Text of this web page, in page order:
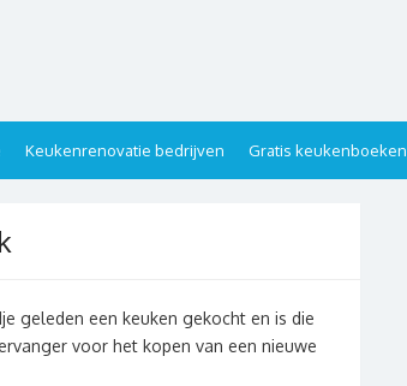
Keukenrenovatie bedrijven Gratis keukenboeken
geleden een keuken gekocht en is die
voor het kopen van een nieuwe